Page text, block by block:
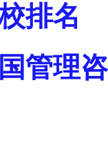
排名
管理